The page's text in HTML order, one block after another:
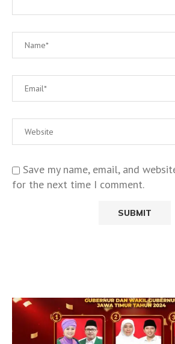
Save my name, email, and
for the next time I comment.